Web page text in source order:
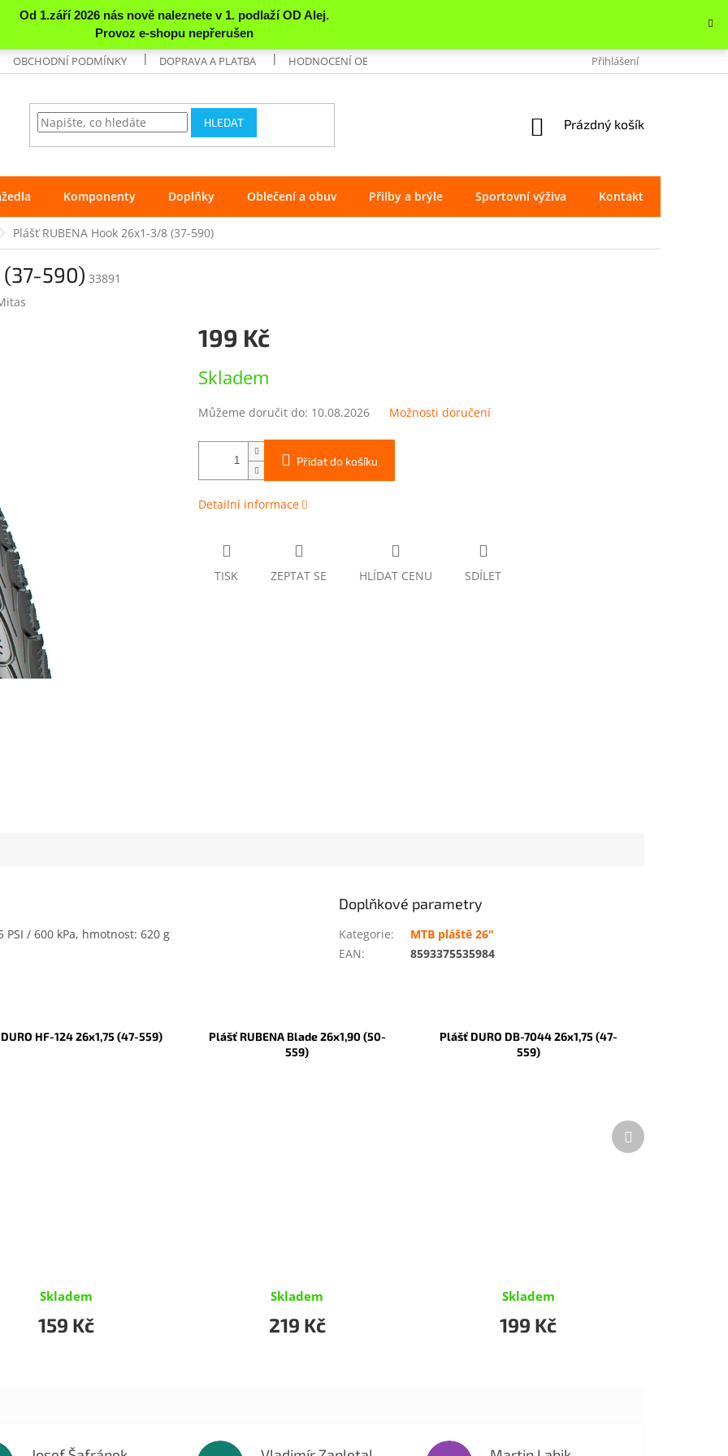
OBCHODNÍ PODMÍNKY DOPRAVA A PLATBA HODNOCENÍ OBCHODU REKLAMACE OCHRANA
Přihlášení
HLEDAT
NÁKUPNÍ
Prázdný košík
Komponenty Doplňky Oblečení a obuv Přilby a brýle Sportovní výživa Kontakt
Plášť RUBENA Hook 26x1-3/8 (37-590)
590) 33891
199 Kč
cena:
Skladem
Můžeme doručit do: 10.08.2026 Možnosti doručení
Přidat do košíku
Detailní informace
TISK ZEPTAT SE HLÍDAT CENU SDÍLET
/ 600 kPa, hmotnost: 620 g
Doplňkové parametry
Kategorie:
MTB pláště 26"
EAN: 8593375535984
HF-124 26x1,75 (47-559)
Skladem
159 Kč
Plášť RUBENA Blade 26x1,90 (50-
559)
Skladem
219 Kč
Plášť DURO DB-7044 26x1,75 (47-
559)
Skladem
199 Kč
Další
produkt